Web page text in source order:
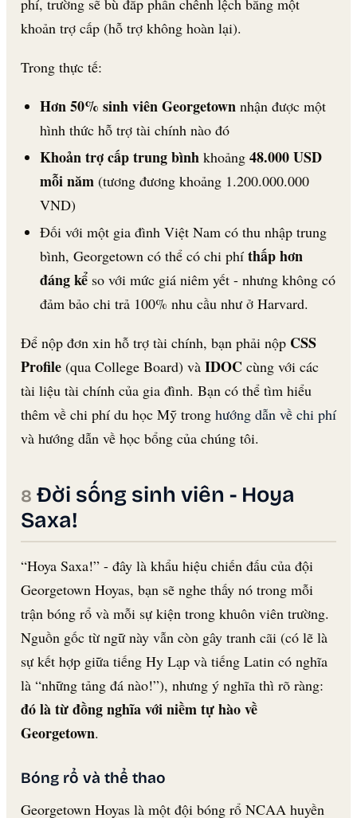
phí, trường sẽ bù đắp phần chênh lệch bằng một
khoản trợ cấp (hỗ trợ không hoàn lại).
Trong thực tế:
Hơn 50% sinh viên Georgetownnhận được một
hình thức hỗ trợ tài chính nào đó
Khoản trợ cấp trung bìnhkhoảng 48.000 USD
mỗi năm(tương đương khoảng 1.200.000.000
VND)
Đối với một gia đình Việt Nam có thu nhập trung
bình, Georgetown có thể có chi phí thấp hơn
đáng kểso với mức giá niêm yết - nhưng không có
đảm bảo chi trả 100% nhu cầu như ở Harvard.
Để nộp đơn xin hỗ trợ tài chính, bạn phải nộp CSS
Profile (qua College Board) và IDOC cùng với các
tài liệu tài chính của gia đình. Bạn có thể tìm hiểu
thêm về chi phí du học Mỹ trong hướng dẫn về chi phí
và hướng dẫn về học bổng của chúng tôi.
Đời sống sinh viên - Hoya
Saxa!
“Hoya Saxa!” - đây là khẩu hiệu chiến đấu của đội
Georgetown Hoyas, bạn sẽ nghe thấy nó trong mỗi
trận bóng rổ và mỗi sự kiện trong khuôn viên trường.
Nguồn gốc từ ngữ này vẫn còn gây tranh cãi (có lẽ là
sự kết hợp giữa tiếng Hy Lạp và tiếng Latin có nghĩa
là “những tảng đá nào!”), nhưng ý nghĩa thì rõ ràng:
đó là từ đồng nghĩa với niềm tự hào về
Georgetown.
Bóng rổ và thể thao
Georgetown Hoyas là một đội bóng rổ NCAA huyền